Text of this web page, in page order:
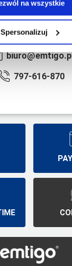
na wszystkie
Spersonalizuj
our customer
797-616-870